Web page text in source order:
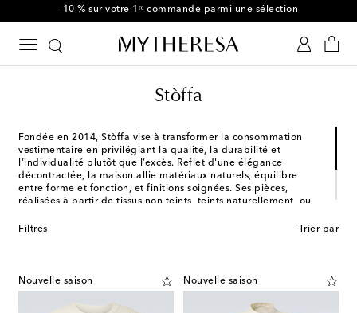
-10 % sur votre 1ʳᵉ commande parmi une sélection
Stòffa
Fondée en 2014, Stòffa vise à transformer la consommation
vestimentaire en privilégiant la qualité, la durabilité et
l’individualité plutôt que l’excès. Reflet d'une élégance
décontractée, la maison allie matériaux naturels, équilibre
entre forme et fonction, et finitions soignées. Ses pièces,
réalisées à partir de tissus non teints, teints naturellement, ou
main par des artisans italiens. Cette approche sur mesure et
Filtres Trier par
Nouvelle saison Nouvelle saison